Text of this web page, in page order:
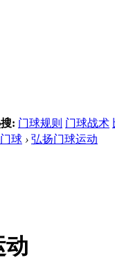
: 门球规则 门球战术
球 › 弘扬门球运动
动